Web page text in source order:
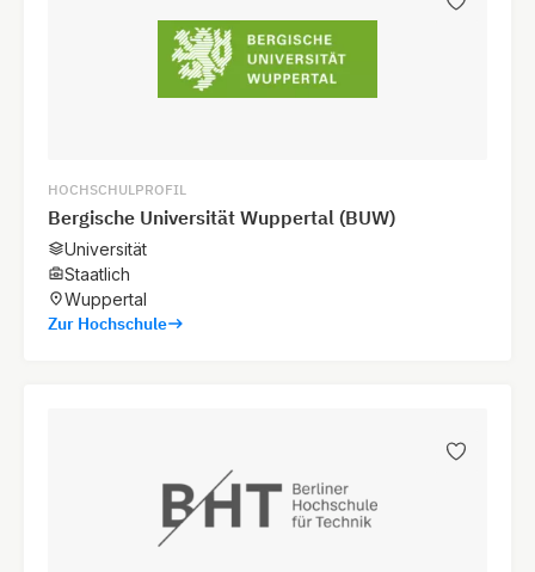
HOCHSCHULPROFIL
Bergische Universität Wuppertal (BUW)
Universität
Staatlich
Wuppertal
Zur Hochschule